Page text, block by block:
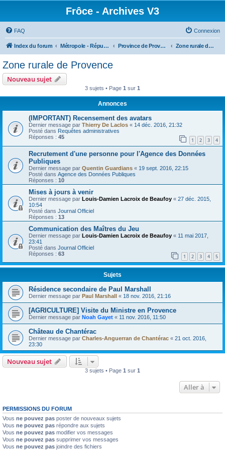
Frôce - Archives V3
FAQ Connexion
Index du forum Métropole - République Frôceuse Province de Provence Zone rurale de Provence
Zone rurale de Provence
Nouveau sujet
3 sujets • Page 1 sur 1
Annonces
(IMPORTANT) Recensement des avatars
Dernier message par Thierry De Laclos « 14 déc. 2016, 21:32
Posté dans Requêtes administratives
Réponses : 45 1 2 3 4
Recrutement d'une personne pour l'Agence des Données
Publiques
Dernier message par Quentin Guardians « 19 sept. 2016, 22:15
Posté dans Agence des Données Publiques
Réponses : 10
Mises à jours à venir
Dernier message par Louis-Damien Lacroix de Beaufoy « 27 déc. 2015,
10:54
Posté dans Journal Officiel
Réponses : 13
Communication des Maîtres du Jeu
Dernier message par Louis-Damien Lacroix de Beaufoy « 11 mai 2017,
23:41
Posté dans Journal Officiel
Réponses : 63 1 2 3 4 5
Sujets
Résidence secondaire de Paul Marshall
Dernier message par Paul Marshall « 18 nov. 2016, 21:16
[AGRICULTURE] Visite du Ministre en Provence
Dernier message par Noah Gayet « 11 nov. 2016, 11:50
Château de Chantérac
Dernier message par Charles-Anguerran de Chantérac « 21 oct. 2016,
23:30
Nouveau sujet
3 sujets • Page 1 sur 1
Aller à
PERMISSIONS DU FORUM
Vous ne pouvez pas poster de nouveaux sujets
Vous ne pouvez pas répondre aux sujets
Vous ne pouvez pas modifier vos messages
Vous ne pouvez pas supprimer vos messages
Vous ne pouvez pas joindre des fichiers